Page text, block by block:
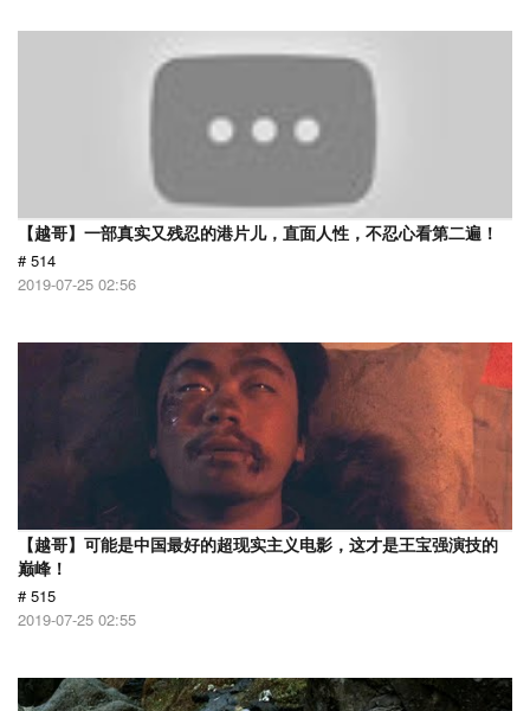
【越哥】一部真实又残忍的港片儿，直面人性，不忍心看第二遍！
# 514
2019-07-25 02:56
【越哥】可能是中国最好的超现实主义电影，这才是王宝强演技的
巅峰！
# 515
2019-07-25 02:55